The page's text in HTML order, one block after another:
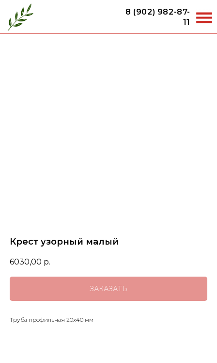
8 (902) 982-87-
11
Крест узорный малый
6030,00 р.
ЗАКАЗАТЬ
Труба профильная 20х40 мм